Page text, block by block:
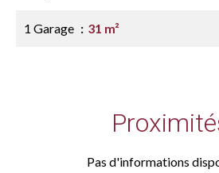
1 Garage 31 m²
Pas d'informations